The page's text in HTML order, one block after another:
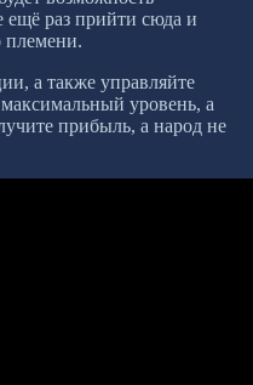
ещё раз прийти сюда и
племени.
а также управляйте
уровень, а
прибыль, а народ не